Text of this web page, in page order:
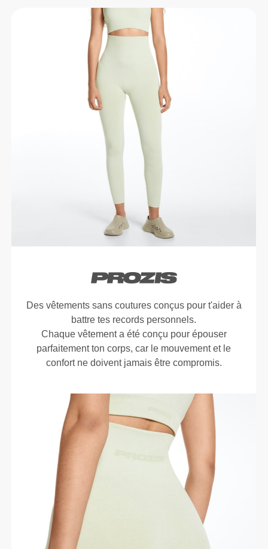
Des vêtements sans coutures conçus pour t'aider à
battre tes records personnels.
Chaque vêtement a été conçu pour épouser
parfaitement ton corps, car le mouvement et le
confort ne doivent jamais être compromis.